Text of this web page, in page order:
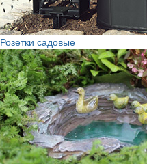
Розетки садовые